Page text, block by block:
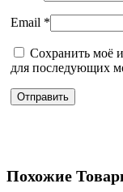
Email *
Сохранить моё
для последующих
Похожие